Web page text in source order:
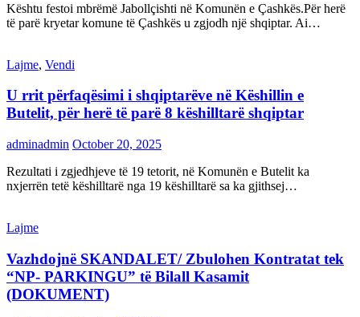
Kështu festoi mbrëmë Jabollçishti në Komunën e Çashkës.Për herë
të parë kryetar komune të Çashkës u zgjodh një shqiptar. Ai…
Lajme, Vendi
U rrit përfaqësimi i shqiptarëve në Këshillin e
Butelit, për herë të parë 8 këshilltarë shqiptar
adminadmin October 20, 2025
Rezultati i zgjedhjeve të 19 tetorit, në Komunën e Butelit ka
nxjerrën tetë këshilltarë nga 19 këshilltarë sa ka gjithsej…
Lajme
Vazhdojnë SKANDALET/ Zbulohen Kontratat tek
“NP- PARKINGU” të Bilall Kasamit
(DOKUMENT)